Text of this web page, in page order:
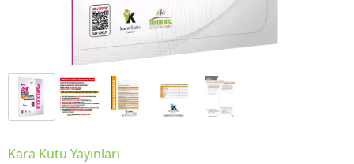
Kara Kutu Yayınları